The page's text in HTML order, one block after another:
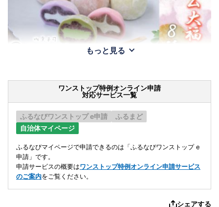
もっと見る
ワンストップ特例オンライン申請
対応サービス一覧
ふるなびワンストップ e申請
ふるまど
自治体マイページ
ふるなびマイページで申請できるのは「ふるなびワンストップ e
申請」です。
申請サービスの概要はワンストップ特例オンライン申請サービス
のご案内をご覧ください。
シェアする